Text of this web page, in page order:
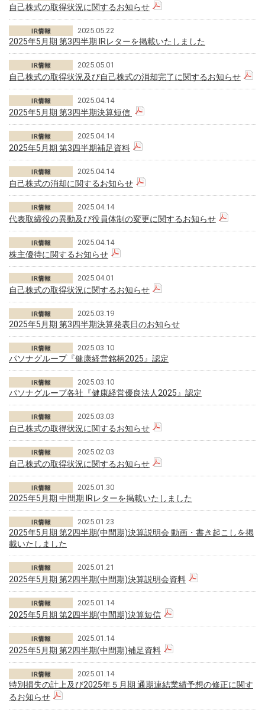
自己株式の取得状況に関するお知らせ
2025.05.22
2025年5月期 第3四半期 IRレターを掲載いたしました
2025.05.01
自己株式の取得状況及び自己株式の消却完了に関するお知らせ
2025.04.14
2025年5月期 第3四半期決算短信
2025.04.14
2025年5月期 第3四半期補足資料
2025.04.14
自己株式の消却に関するお知らせ
2025.04.14
代表取締役の異動及び役員体制の変更に関するお知らせ
2025.04.14
株主優待に関するお知らせ
2025.04.01
自己株式の取得状況に関するお知らせ
2025.03.19
2025年5月期 第3四半期決算発表日のお知らせ
2025.03.10
パソナグループ『健康経営銘柄2025』認定
2025.03.10
パソナグループ各社『健康経営優良法人2025』認定
2025.03.03
自己株式の取得状況に関するお知らせ
2025.02.03
自己株式の取得状況に関するお知らせ
2025.01.30
2025年5月期 中間期 IRレターを掲載いたしました
2025.01.23
2025年5月期 第2四半期(中間期)決算説明会 動画・書き起こしを掲
載いたしました
2025.01.21
2025年5月期 第2四半期(中間期)決算説明会資料
2025.01.14
2025年5月期 第2四半期(中間期)決算短信
2025.01.14
2025年5月期 第2四半期(中間期)補足資料
2025.01.14
特別損失の計上及び2025年５月期 通期連結業績予想の修正に関す
るお知らせ